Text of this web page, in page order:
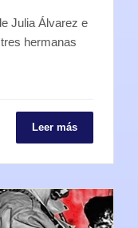
Julia Álvarez e
hermanas
Leer más